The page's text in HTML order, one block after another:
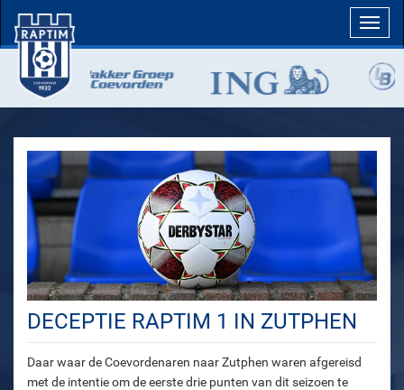
DECEPTIE RAPTIM 1 IN ZUTPHEN
Daar waar de Coevordenaren naar Zutphen waren afgereisd
met de intentie om de eerste drie punten van dit seizoen te